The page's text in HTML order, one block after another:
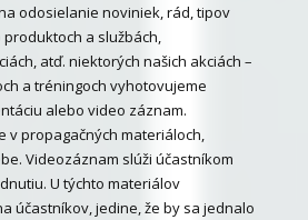
odosielanie noviniek, rád, tipov
a službách,
atď. niektorých našich akciách –
a tréningoch vyhotovujeme
alebo video záznam.
v propagačných materiáloch,
Videozáznam slúži účastníkom
U týchto materiálov
účastníkov, jedine, že by sa jednalo